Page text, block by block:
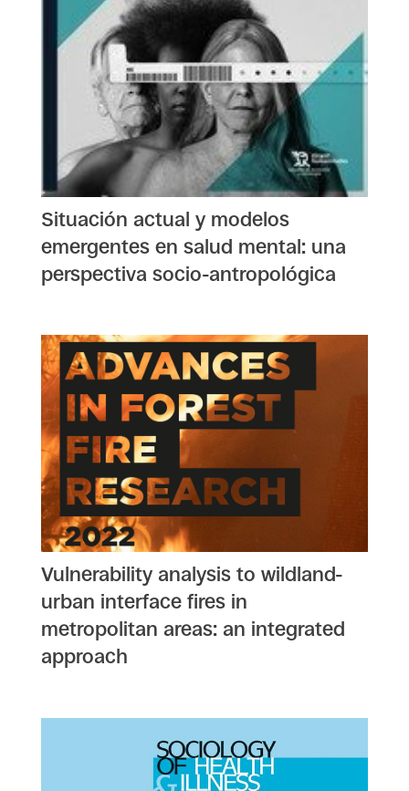
Situación actual y modelos
emergentes en salud mental: una
perspectiva socio-antropológica
Vulnerability analysis to wildland-
urban interface fires in
metropolitan areas: an integrated
approach